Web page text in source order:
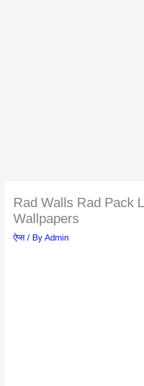
Rad Walls Rad Pack
Wallpapers
ऐप्स/ ByAdmin